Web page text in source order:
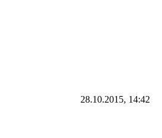
28.10.2015, 14:42